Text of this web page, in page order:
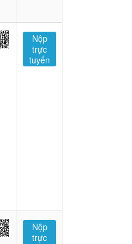
Nộp
trực
tuyến
Nộp
trực